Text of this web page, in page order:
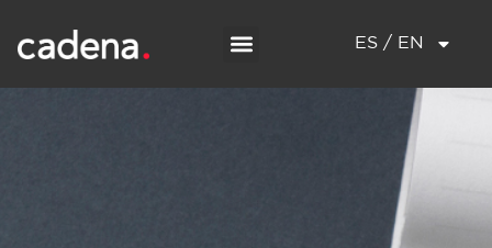
ES / EN